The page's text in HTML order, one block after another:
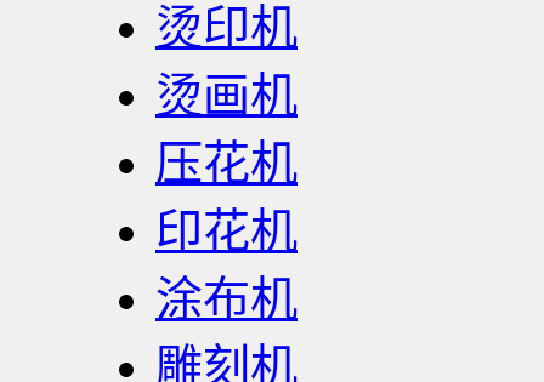
烫印机
烫画机
压花机
印花机
涂布机
雕刻机